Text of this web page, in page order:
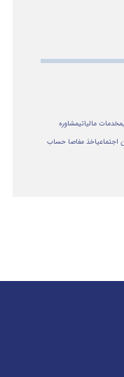
خدمات مالیاتیمشاوره
اجتماعیاخذ مفاصا حساب